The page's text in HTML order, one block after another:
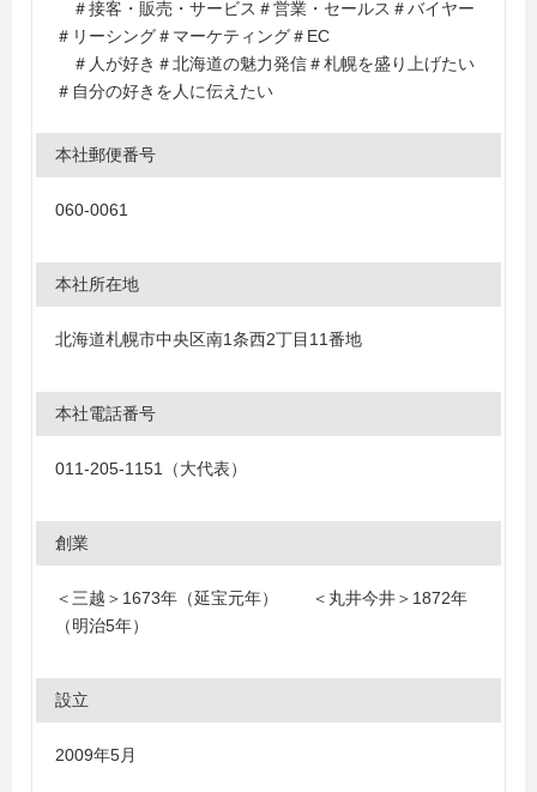
＃接客・販売・サービス＃営業・セールス＃バイヤー
＃リーシング＃マーケティング＃EC
＃人が好き＃北海道の魅力発信＃札幌を盛り上げたい
＃自分の好きを人に伝えたい
本社郵便番号
060-0061
本社所在地
北海道札幌市中央区南1条西2丁目11番地
本社電話番号
011-205-1151（大代表）
創業
＜三越＞1673年（延宝元年） ＜丸井今井＞1872年
（明治5年）
設立
2009年5月